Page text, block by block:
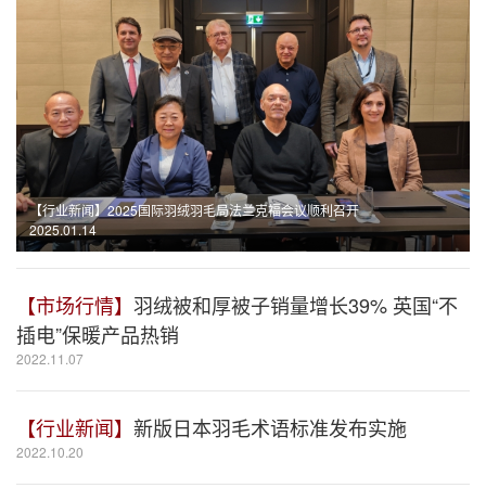
【行业新闻】2025国际羽绒羽毛局法兰克福会议顺利召开
2025.01.14
【市场行情】 羽绒被和厚被子销量增长39% 英国“不
插电”保暖产品热销
2022.11.07
【行业新闻】 新版日本羽毛术语标准发布实施
2022.10.20